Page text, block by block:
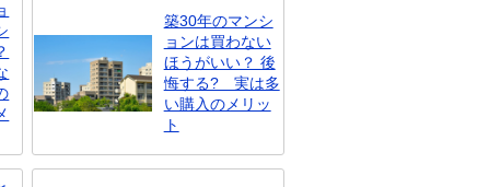
築30年のマンシ
ョンは買わない
ほうがいい？ 後
悔する? 実は多
い購入のメリッ
ト